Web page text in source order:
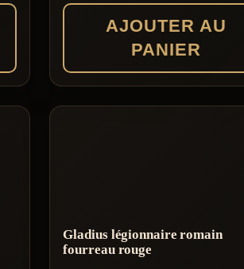
AJOUTER AU
PANIER
Gladius légionnaire romain
fourreau rouge